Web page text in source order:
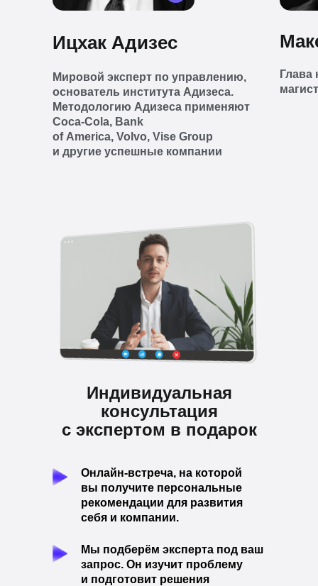
Глава
Ицхак Адизес
Мировой эксперт по управлению,
основатель института Адизеса.
Методологию Адизеса применяют
Coca-Cola, Bank
of America, Volvo, Vise Group
и другие успешные компании
Индивидуальная
консультация
с экспертом в подарок
Онлайн-встреча, на которой
вы получите персональные
рекомендации для развития
себя и компании.
Мы подберём эксперта под ваш
запрос. Он изучит проблему
и подготовит решения